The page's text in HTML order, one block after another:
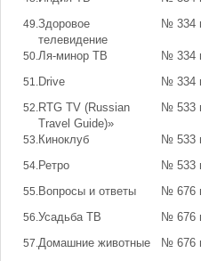
Здоровое
телевидение
№ 334
Ля-минор ТВ
№ 334
Drive
№ 334
RTG TV (Russian
Travel Guide)»
№ 533
Киноклуб
№ 533
Ретро
№ 533
Вопросы и ответы
№ 676
Усадьба ТВ
№ 676
Домашние животные
№ 676